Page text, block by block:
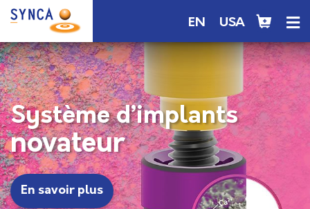
EN USA
Système d’implants
novateur
En savoir plus